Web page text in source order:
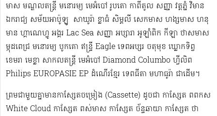
មាស មណ្ឌលតន្រ្តី មនោរម្យ មេអំបៅ រូបតោ កាពីតូល សញ្ញា វត្តភ្នំ វិមាន
ឯករាជ្យ សម័យអាប៉ូឡូ ​​​ សាឃូរ៉ា ខ្លាធំ សិម្ពលី សេកមាស ហង្សមាស ហនុ
មាន ហ្គាណេហ្វូ​ អង្គរ Lac Sea សញ្ញា អប្សារា អូឡាំពិក កីឡា ថាសមាស
ម្កុដពេជ្រ មនោរម្យ បូកគោ ឥន្ទ្រី Eagle ទេពអប្សរ ចតុមុខ ឃ្លោកទិព្វ
ខេមរា មេខ្លា សាកលតន្ត្រី មេអំបៅ Diamond Columbo ហ្វីលិព
Philips EUROPASIE EP ដំណើរខ្មែរ​ ទេពធីតា មហាធូរ៉ា ជាដើម​។
ព្រមជាមួយគ្នាមានកាសែ្សតចម្រៀង (Cassette) ដូចជា កាស្សែត ពពកស
White Cloud កាស្សែត ពស់មាស កាស្សែត ច័ន្ទឆាយា កាស្សែត ថា